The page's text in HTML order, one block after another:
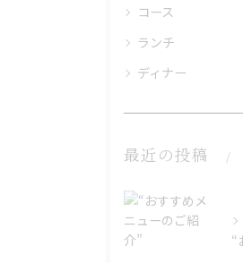
コース
ランチ
ディナー
最近の投稿